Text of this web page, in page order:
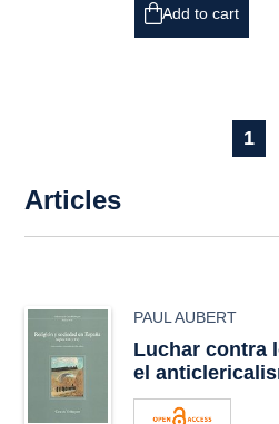
Add to cart
1
Articles
PAUL AUBERT
Luchar contra
el